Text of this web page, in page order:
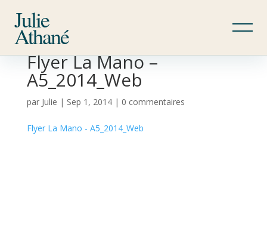
Julie
Athané
Flyer La Mano –
A5_2014_Web
par Julie | Sep 1, 2014| 0 commentaires
Flyer La Mano - A5_2014_Web